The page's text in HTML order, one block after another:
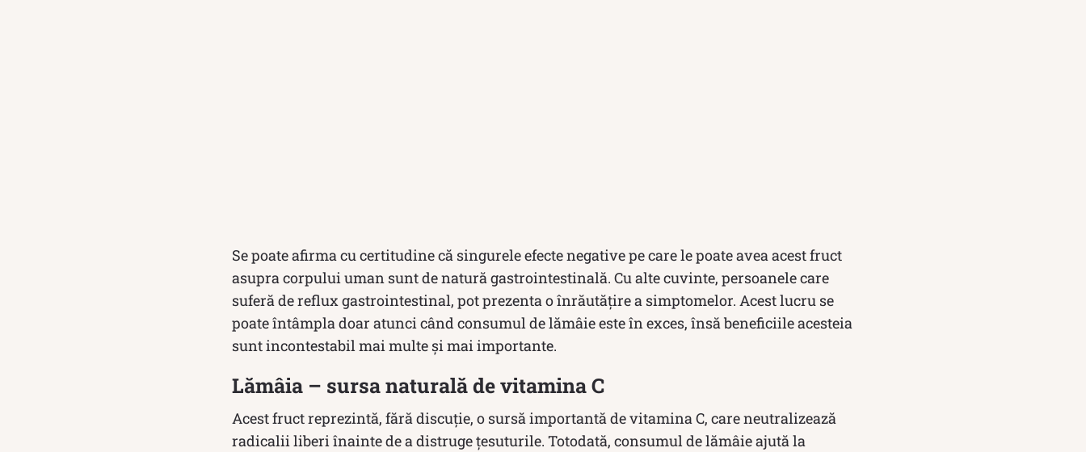
Se poate afirma cu certitudine că singurele efecte negative pe care le poate avea acest fruct
asupra corpului uman sunt de natură gastrointestinală. Cu alte cuvinte, persoanele care
suferă de reflux gastrointestinal, pot prezenta o înrăutățire a simptomelor. Acest lucru se
poate întâmpla doar atunci când consumul de lămâie este în exces, însă beneficiile acesteia
sunt incontestabil mai multe și mai importante.
Lămâia – sursa naturală de vitamina C
Acest fruct reprezintă, fără discuție, o sursă importantă de vitamina C, care neutralizează
radicalii liberi înainte de a distruge țesuturile. Totodată, consumul de lămâie ajută la